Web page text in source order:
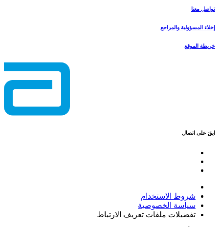
تواصل معنا
إخلاء المسؤولية والمراجع
خريطة الموقع
ابقَ على اتصال
شروط الاستخدام
سياسة الخصوصية
تفضيلات ملفات تعريف الارتباط